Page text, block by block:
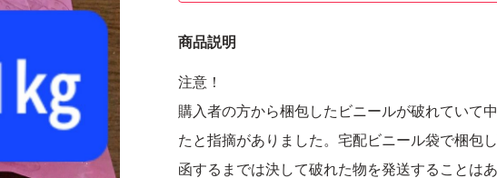
商品説明
注意！
購入者の方から梱包したビニールが破れていて
たと指摘がありました。宅配ビニール袋で梱包
函するまでは決して破れた物を発送することはあ